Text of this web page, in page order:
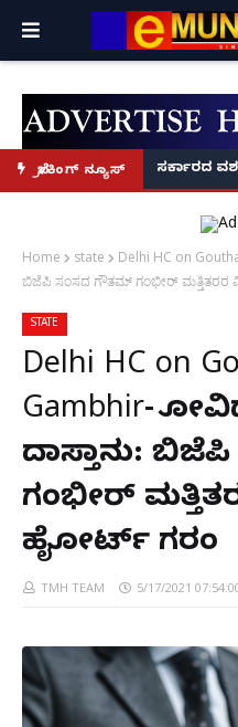
ಬ್ರೇಕಿಂಗ್ ನ್ಯೂಸ್
ಬಾಕ್ಸ್ ಆಫೀಸ್ ಸವಾಲುಗಳು
ಆರಂಭ' – ಸಚಿವ ಯು.ಟಿ. ಖಾದರ್
ಸರ್ಕಾರದ
Home state
Delhi HC on
ಬಿಜೆಪಿ ಸಂಸದ ಗೌತಮ್ ಗಂಭೀರ್ ಮತ್ತಿತರರ
STATE
Delhi HC on
Gambhir-
ದಾಸ್ತಾನು:
ಗಂಭೀರ್
ಹೈಕೋರ್ಟ್ ಗರಂ
TMH TEAM 5/17/2021